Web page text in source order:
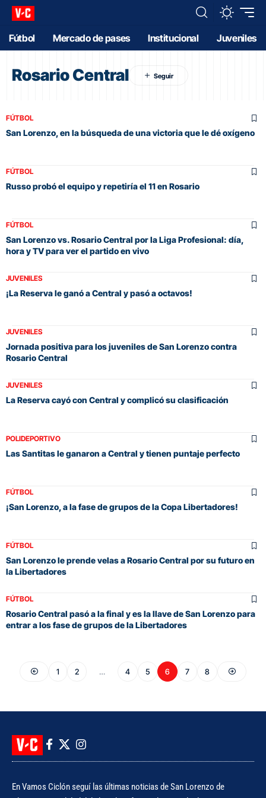
Fútbol Mercado de pases Institucional Juveniles
Rosario Central
FÚTBOL
San Lorenzo, en la búsqueda de una victoria que le dé oxígeno
FÚTBOL
Russo probó el equipo y repetiría el 11 en Rosario
FÚTBOL
San Lorenzo vs. Rosario Central por la Liga Profesional: día,
hora y TV para ver el partido en vivo
JUVENILES
¡La Reserva le ganó a Central y pasó a octavos!
JUVENILES
Jornada positiva para los juveniles de San Lorenzo contra
Rosario Central
JUVENILES
La Reserva cayó con Central y complicó su clasificación
POLIDEPORTIVO
Las Santitas le ganaron a Central y tienen puntaje perfecto
FÚTBOL
¡San Lorenzo, a la fase de grupos de la Copa Libertadores!
FÚTBOL
San Lorenzo le prende velas a Rosario Central por su futuro en
la Libertadores
FÚTBOL
Rosario Central pasó a la final y es la llave de San Lorenzo para
entrar a los fase de grupos de la Libertadores
1 2 … 4 5 6 7 8
En Vamos Ciclón seguí las últimas noticias de San Lorenzo de